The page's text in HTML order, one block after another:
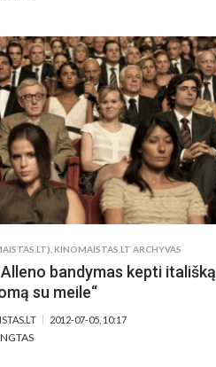
STUDENTAI:
„KARTAIS
VISKĄ
PALIEKAME
PASKUTINEI
MINUTEI“
(INTERVIU)
KINOMAISTAS.LT ARCHYVAS
bandymas kepti itališką
su meile“
2012-07-05, 10:17
ĮRAŠE